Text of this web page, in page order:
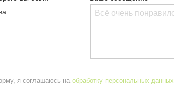
я соглашаюсь на обработку персональных данных